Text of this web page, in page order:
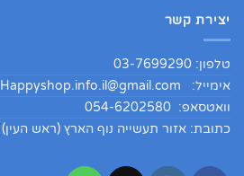
יצירת קשר
טלפון: 03-7699290
אימייל: Happyshop.info.il@gmail.com
וואטסאפ: 054-6202580
כתובת: אזור תעשייה נוף הארץ (ראש העין)